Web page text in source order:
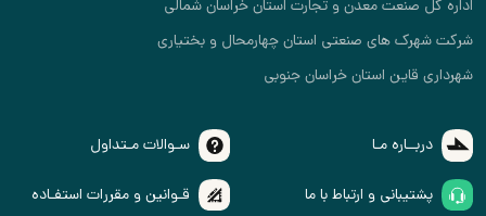
اداره کل صنعت معدن و تجارت استان خراسان شمالی
شرکت شهرک های صنعتی استان چهارمحال و بختیاری
شهرداری قاین استان خراسان جنوبی
دربــاره مـا سـوالات مـتداول
پشتیبانی و ارتباط با ما قـوانین و مقررات استفـاده